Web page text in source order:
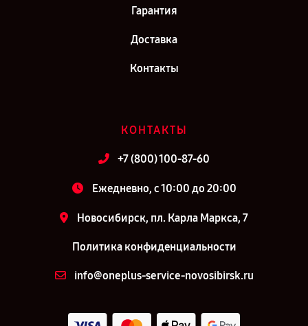
Гарантия
Доставка
Контакты
КОНТАКТЫ
+7 (800) 100-87-60
Ежедневно, с 10:00 до 20:00
Новосибирск, пл. Карла Маркса, 7
Политика конфиденциальности
info@oneplus-service-novosibirsk.ru